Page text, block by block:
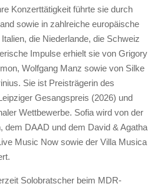
Konzerttätigkeit führte sie durch
sowie in zahlreiche europäische
die Niederlande, die Schweiz
Impulse erhielt sie von Grigory
Wolfgang Manz sowie von Silke
Sie ist Preisträgerin des
Gesangspreis (2026) und
Wettbewerbe. Sofia wird von der
dem DAAD und dem David & Agatha
Music Now sowie der Villa Musica
Solobratscher beim MDR-